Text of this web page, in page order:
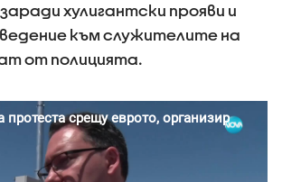
хулигантски прояви и
към служителите на
от полицията.